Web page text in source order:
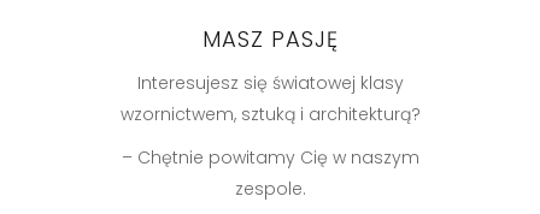
MASZ PASJĘ
Interesujesz się światowej klasy
wzornictwem, sztuką i architekturą?
– Chętnie powitamy Cię w naszym
zespole.